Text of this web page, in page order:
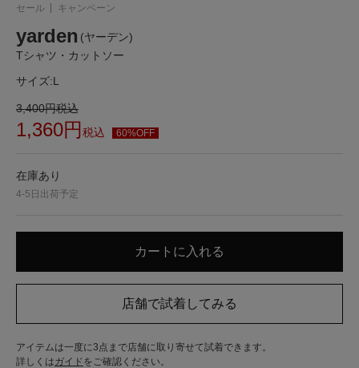
セール キャンペーン
yarden (ヤーデン)
Tシャツ・カットソー
サイズ:L
3,400円税込
1,360円税込 60%OFF
在庫あり
4-5日出荷予定
アイテムは一度に3点まで店舗に取り寄せて試着できます。
詳しくはガイド をご確認ください。